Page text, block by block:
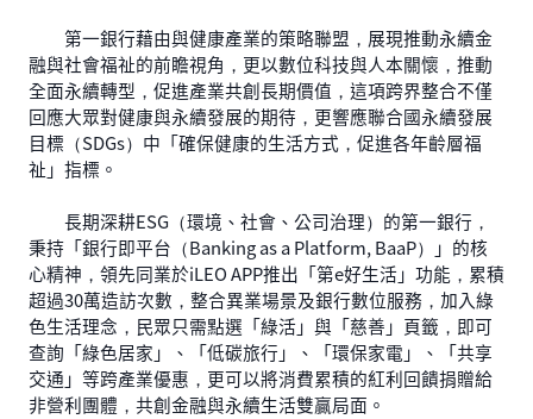
第一銀行藉由與健康產業的策略聯盟，展現推動永續金
融與社會福祉的前瞻視角，更以數位科技與人本關懷，推動
全面永續轉型，促進產業共創長期價值，這項跨界整合不僅
回應大眾對健康與永續發展的期待，更響應聯合國永續發展
目標（SDGs）中「確保健康的生活方式，促進各年齡層福
祉」指標。
長期深耕ESG（環境、社會、公司治理）的第一銀行，
秉持「銀行即平台（Banking as a Platform, BaaP）」的核
心精神，領先同業於iLEO APP推出「第e好生活」功能，累積
超過30萬造訪次數，整合異業場景及銀行數位服務，加入綠
色生活理念，民眾只需點選「綠活」與「慈善」頁籤，即可
查詢「綠色居家」、「低碳旅行」、「環保家電」、「共享
交通」等跨產業優惠，更可以將消費累積的紅利回饋捐贈給
非營利團體，共創金融與永續生活雙贏局面。